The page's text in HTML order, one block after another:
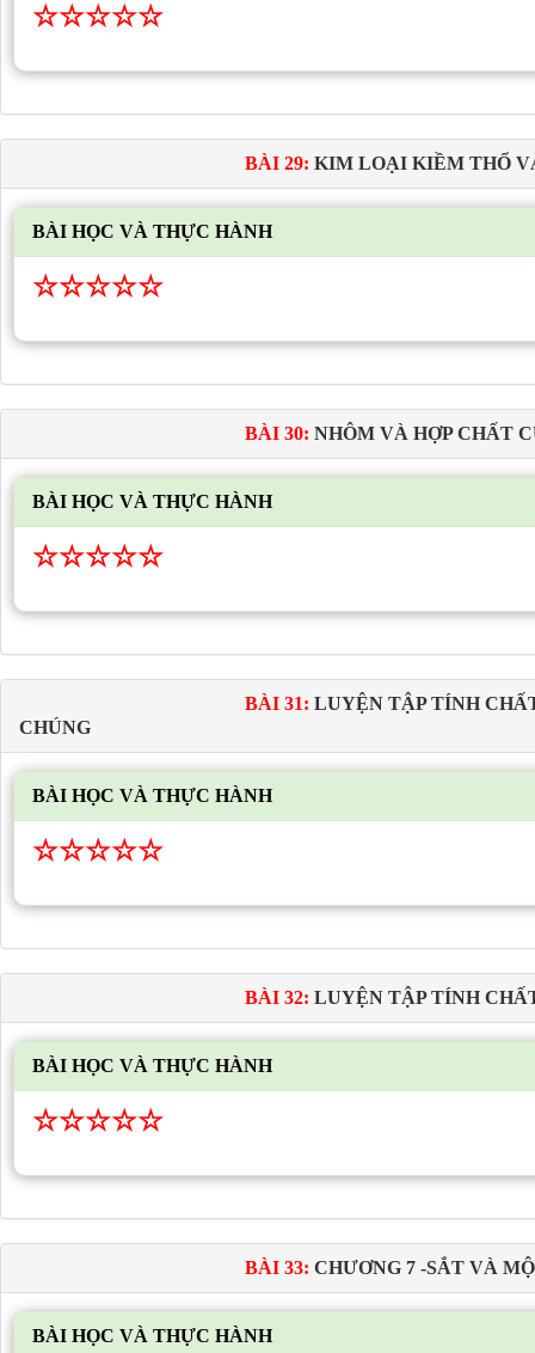
☆☆☆☆☆
BÀI 29: KIM LOẠI KIỀM THỔ
BÀI HỌC VÀ THỰC HÀNH
☆☆☆☆☆
BÀI 30: NHÔM VÀ HỢP CHẤT
BÀI HỌC VÀ THỰC HÀNH
☆☆☆☆☆
BÀI 31: LUYỆN TẬP TÍNH
CHÚNG
BÀI HỌC VÀ THỰC HÀNH
☆☆☆☆☆
BÀI 32: LUYỆN TẬP TÍNH
BÀI HỌC VÀ THỰC HÀNH
☆☆☆☆☆
BÀI 33: CHƯƠNG 7 -SẮT VÀ
BÀI HỌC VÀ THỰC HÀNH